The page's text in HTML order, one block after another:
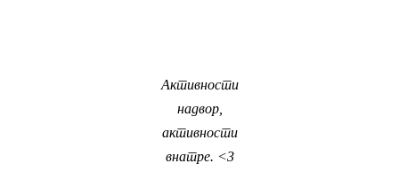
Активности
надвор,
активности
внатре. <3